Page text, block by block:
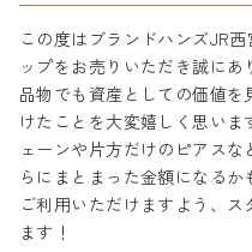
この度はブランドハンズJR
ップをお売りいただき誠に
品物でも資産としての価値
けたことを大変嬉しく思い
ェーンや片方だけのピアス
らにまとまった金額になる
ご利用いただけますよう、
ます！